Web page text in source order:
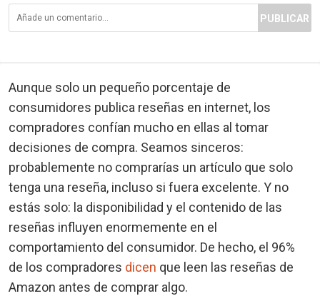
PUBLICAR
Aunque solo un pequeño porcentaje de
consumidores publica reseñas en internet, los
compradores confían mucho en ellas al tomar
decisiones de compra. Seamos sinceros:
probablemente no comprarías un artículo que solo
tenga una reseña, incluso si fuera excelente. Y no
estás solo: la disponibilidad y el contenido de las
reseñas influyen enormemente en el
comportamiento del consumidor. De hecho, el 96%
de los compradores dicen que leen las reseñas de
Amazon antes de comprar algo.